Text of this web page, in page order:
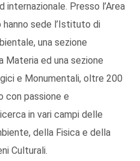
internazionale. Presso l’Area
sede l’Istituto di
una sezione
ed una sezione
e Monumentali, oltre 200
con passione e
in vari campi delle
della Fisica e della
Culturali.